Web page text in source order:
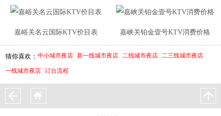
嘉峪关名云国际KTV价目表 嘉峡关铂金壹号KTV消费价格
猜你喜欢：中小城市夜店 新一线城市夜店 二线城市夜店 二三线城市夜店
一线城市夜店 订台流程